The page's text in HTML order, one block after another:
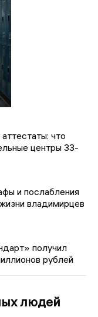
что
центры 33-
и послабления
владимирцев
получил
рублей
людей